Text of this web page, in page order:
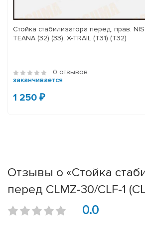
Стойка стабилизатора перед. прав.
TEANA (32) (33); X-TRAIL (T31) (T32)
0 отзывов
заканчивается
1 250 ₽
Отзывы о «Стойка
перед CLMZ-30/CLF-1
0.0